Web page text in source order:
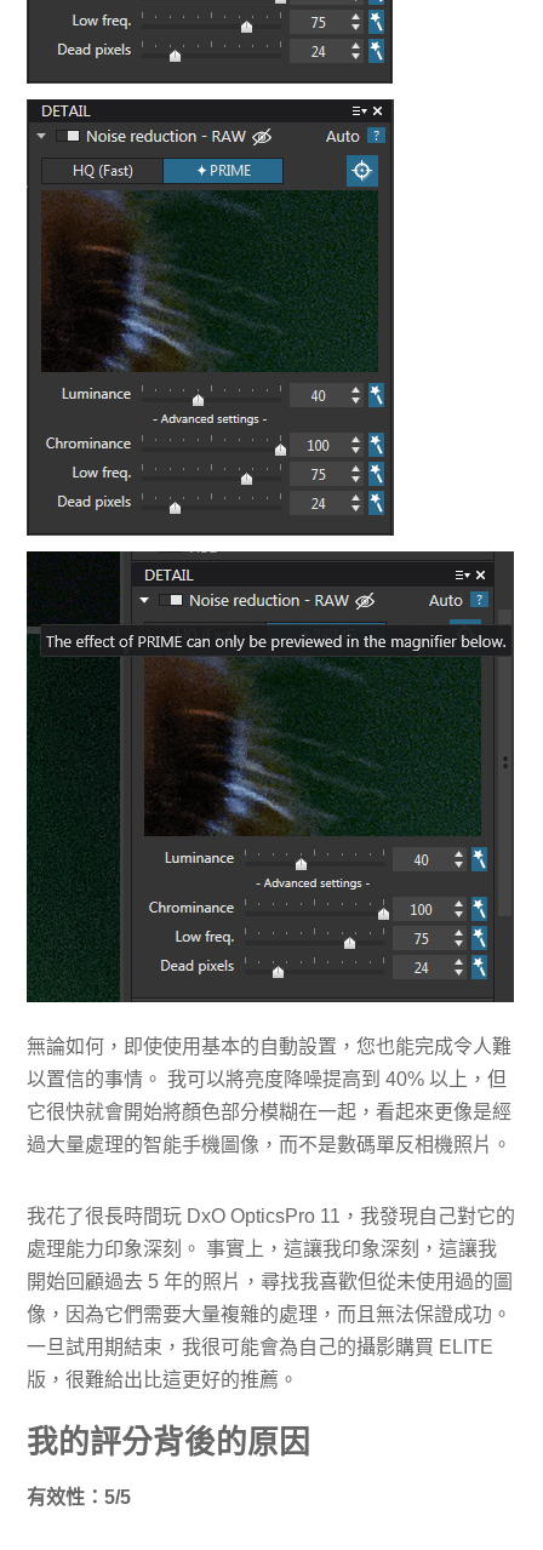
無論如何，即使使用基本的自動設置，您也能完成令人難
以置信的事情。 我可以將亮度降噪提高到 40% 以上，但
它很快就會開始將顏色部分模糊在一起，看起來更像是經
過大量處理的智能手機圖像，而不是數碼單反相機照片。
我花了很長時間玩 DxO OpticsPro 11，我發現自己對它的
處理能力印象深刻。 事實上，這讓我印象深刻，這讓我
開始回顧過去 5 年的照片，尋找我喜歡但從未使用過的圖
像，因為它們需要大量複雜的處理，而且無法保證成功。
一旦試用期結束，我很可能會為自己的攝影購買 ELITE
版，很難給出比這更好的推薦。
我的評分背後的原因
有效性：5/5